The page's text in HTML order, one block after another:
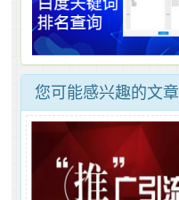
您可能感兴趣的文章